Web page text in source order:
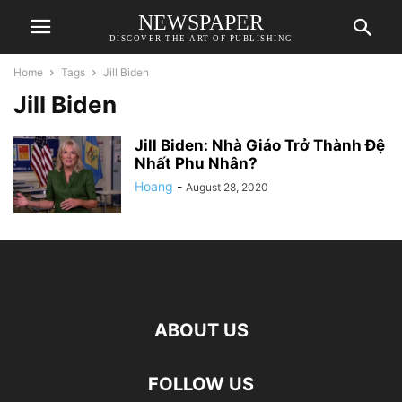
NEWSPAPER
DISCOVER THE ART OF PUBLISHING
Home Tags Jill Biden
Jill Biden
Jill Biden: Nhà Giáo Trở Thành Đệ
Nhất Phu Nhân?
Hoang - August 28, 2020
ABOUT US
FOLLOW US